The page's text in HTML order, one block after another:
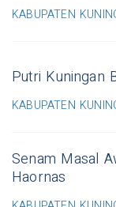
KABUPATEN
Putri Kuningan
KABUPATEN
Senam Masal
Haornas